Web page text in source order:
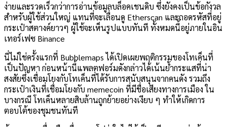
ง่ายและรวดเร็วกว่าการอ่านข้อมูลบล็อคเชนดิบ ซึ่งยังคงเป็นข้อกังวล
สำหรับผู้ใช้ส่วนใหญ่ แทนที่จะเลื่อนดู Etherscan และถอดรหัสที่อยู่
กระเป๋าสตางค์ยาวๆ ผู้ใช้จะเห็นรูปแบบทันที ทั้งหมดนี้อยู่ภายในอิน
เทอร์เฟซ Binance
นี่ไม่ใช่ครั้งแรกที่ Bubblemaps ได้เปิดเผยพฤติกรรมของโทเค็นที่
เป็นปัญหา ก่อนหน้านี้แพลตฟอร์มดังกล่าวได้เน้นย้ำกระแสที่น่า
สงสัยซึ่งเชื่อมโยงกับโทเค็นที่ได้รับการสนับสนุนจากคนดัง รวมถึง
กระเป๋าเงินที่เชื่อมโยงกับ memecoin ที่มีชื่อเสียงทางการเมือง ใน
บางกรณี โทเค็นหลายสิบล้านถูกย้ายอย่างเงียบ ๆ ทำให้เกิดการ
ตอบโต้ของชุมชนทันที